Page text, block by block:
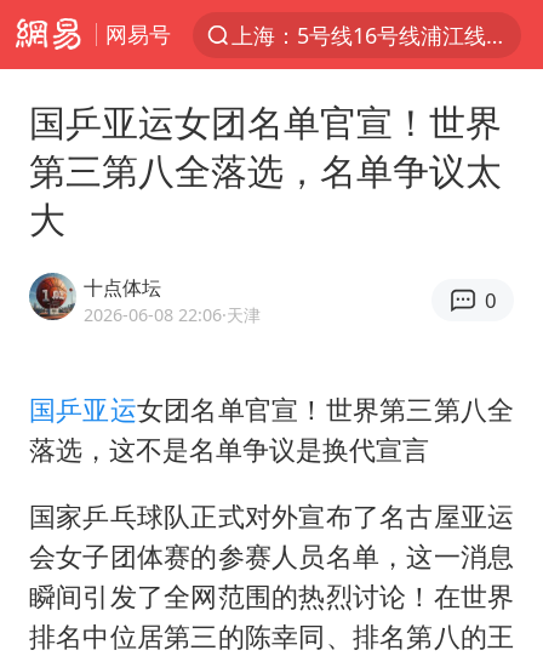
网易号
上海：5号线16号线浦江线全线停运
上海有出现龙卷潜势
上海全域长途客运班次全部停运
1枚就能让航母瘫痪 轰-6J实力有多强
国足U17与阿森纳决赛取消 并列冠军
王传君 《披荆斩棘》
2025年小学教师减少13.19万
王艺迪无缘横滨赛决赛
泰国：高度重视中国游客旅游体验
国乒亚运女团名单官宣！世界
第三第八全落选，名单争议太
大
十点体坛
2026-06-08 22:06·天津
0
国乒亚运女团名单官宣！世界第三第八全
落选，这不是名单争议是换代宣言
国家乒乓球队正式对外宣布了名古屋亚运
会女子团体赛的参赛人员名单，这一消息
瞬间引发了全网范围的热烈讨论！在世界
排名中位居第三的陈幸同、排名第八的王